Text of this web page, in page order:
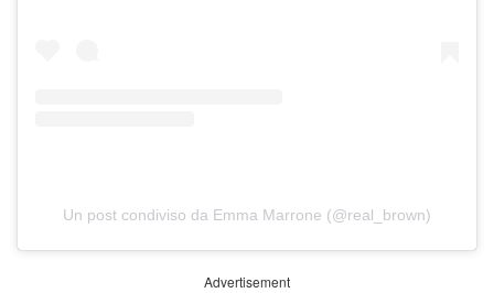
Un post condiviso da Emma Marrone (@real_brown)
Advertisement